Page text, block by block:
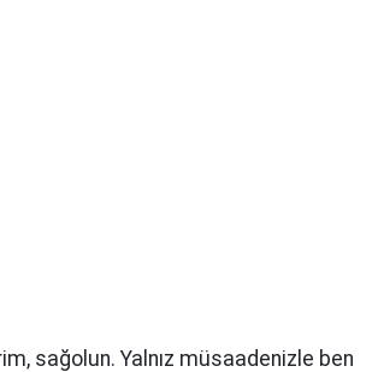
sağolun. Yalnız müsaadenizle ben